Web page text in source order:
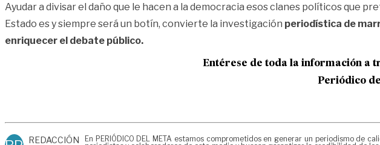
Ayudar a divisar el daño que le hacen a la democracia esos clanes políticos que
Estado es y siempre será un botín, convierte la investigación periodística de
enriquecer el debate público.
Entérese de toda la información a
Periódico
REDACCIÓN
En PERIÓDICO DEL META estamos comprometidos en generar un periodismo